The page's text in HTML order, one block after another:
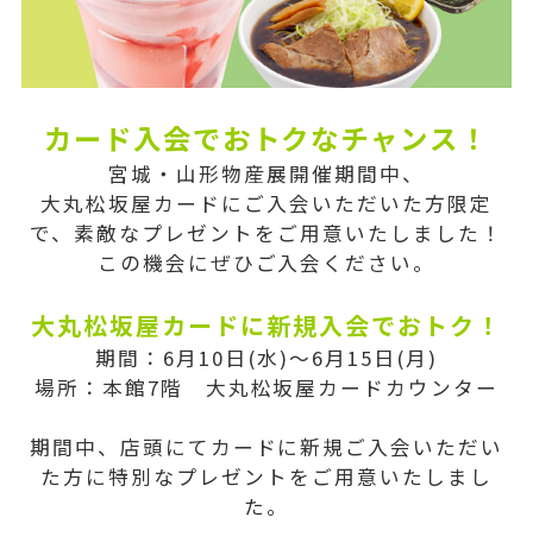
カード入会でおトクなチャンス！
宮城・山形物産展開催期間中、
大丸松坂屋カードにご入会いただいた方限定
で、素敵なプレゼントをご用意いたしました！
この機会にぜひご入会ください。
大丸松坂屋カードに新規入会でおトク！
期間：6月10日(水)～6月15日(月)
場所：本館7階 大丸松坂屋カードカウンター
期間中、店頭にてカードに新規ご入会いただい
た方に特別なプレゼントをご用意いたしまし
た。